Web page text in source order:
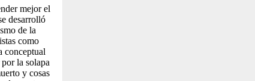
mejor el
desarrolló
de la
como
conceptual
la solapa
y cosas